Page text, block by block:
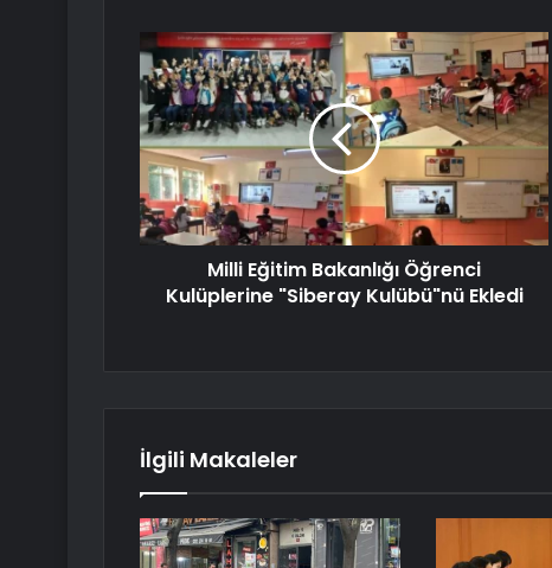
Milli Eğitim Bakanlığı Öğrenci
Kulüplerine "Siberay Kulübü"nü Ekledi
İlgili Makaleler